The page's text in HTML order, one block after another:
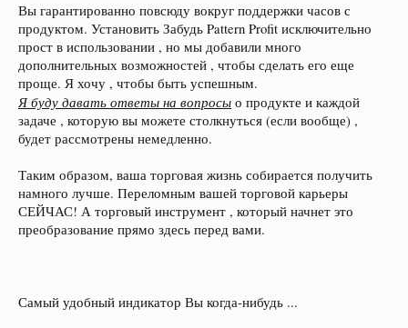
Вы гарантированно повсюду вокруг поддержки часов с
продуктом. Установить Забудь Pattern Profit исключительно
прост в использовании , но мы добавили много
дополнительных возможностей , чтобы сделать его еще
проще. Я хочу , чтобы быть успешным.
Я буду давать ответы на вопросы о продукте и каждой
задаче , которую вы можете столкнуться (если вообще) ,
будет рассмотрены немедленно.
Таким образом, ваша торговая жизнь собирается получить
намного лучше. Переломным вашей торговой карьеры
СЕЙЧАС! А торговый инструмент , который начнет это
преобразование прямо здесь перед вами.
Самый удобный индикатор Вы когда-нибудь ...